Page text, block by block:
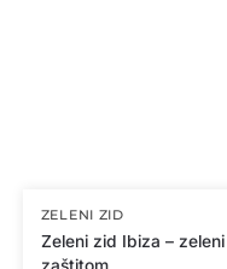
ZELENI ZID
Zeleni zid Ibiza –